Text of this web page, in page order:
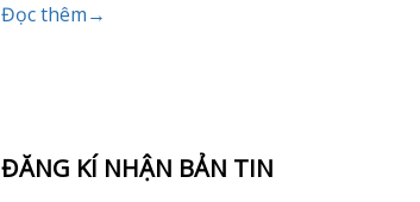
Đọc thêm→
ĐĂNG KÍ NHẬN BẢN TIN